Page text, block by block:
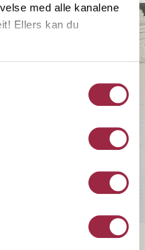
med alle kanalene
Ellers kan du